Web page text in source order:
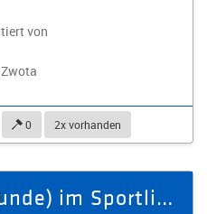
von
0 2x vorhanden
Yoga (10 x Kursstunde) im Sportlight 361° in Stollberg